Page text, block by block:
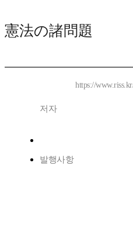
憲法の諸問題
https://
저자
발행사항